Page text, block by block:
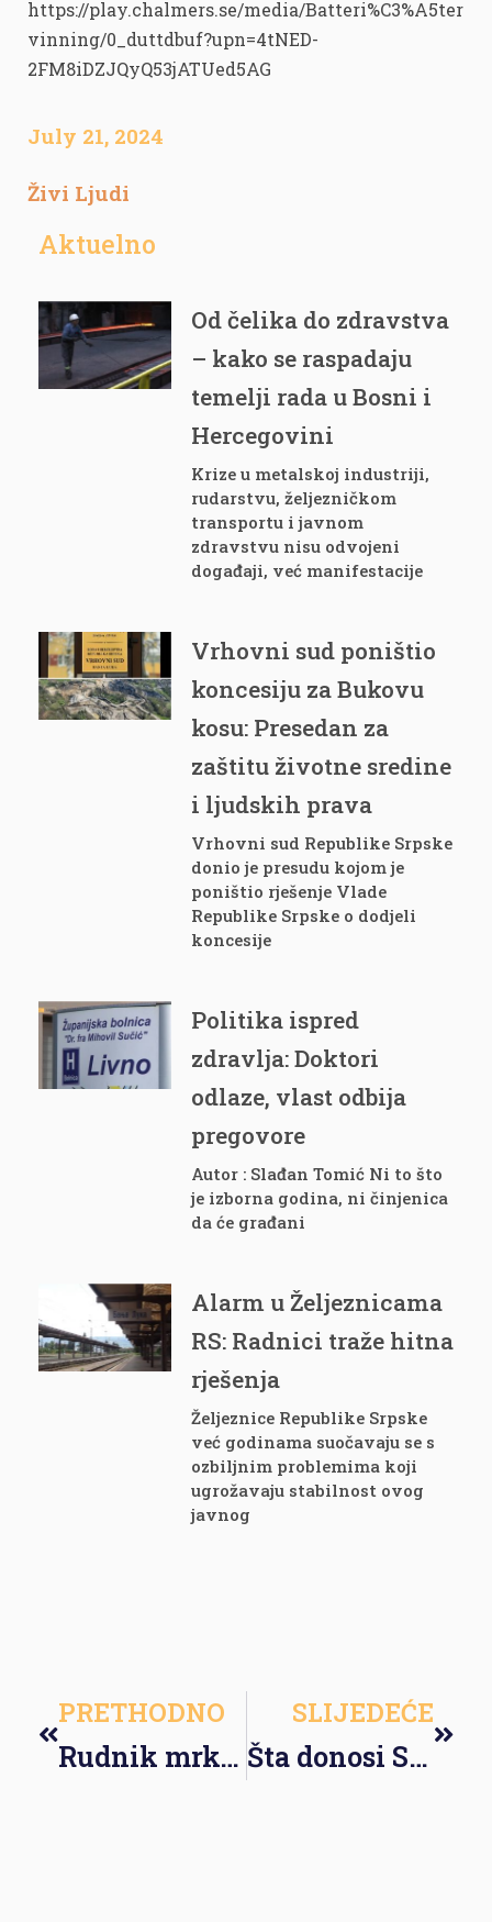
https://play.chalmers.se/media/Batteri%C3%A5ter
vinning/0_duttdbuf?upn=4tNED-
2FM8iDZJQyQ53jATUed5AG
July 21, 2024
Živi Ljudi
Aktuelno
Od čelika do zdravstva
– kako se raspadaju
temelji rada u Bosni i
Hercegovini
Krize u metalskoj industriji,
rudarstvu, željezničkom
transportu i javnom
zdravstvu nisu odvojeni
događaji, već manifestacije
Vrhovni sud poništio
koncesiju za Bukovu
kosu: Presedan za
zaštitu životne sredine
i ljudskih prava
Vrhovni sud Republike Srpske
donio je presudu kojom je
poništio rješenje Vlade
Republike Srpske o dodjeli
koncesije
Politika ispred
zdravlja: Doktori
odlaze, vlast odbija
pregovore
Autor : Slađan Tomić Ni to što
je izborna godina, ni činjenica
da će građani
Alarm u Željeznicama
RS: Radnici traže hitna
rješenja
Željeznice Republike Srpske
već godinama suočavaju se s
ozbiljnim problemima koji
ugrožavaju stabilnost ovog
javnog
PRETHODNO
Rudnik mrkog uglja se gasi, radnici bez plata zabrinuti za budućnost
SLIJEDEĆE
Šta donosi Strategija za mlade Grada Mostara ?